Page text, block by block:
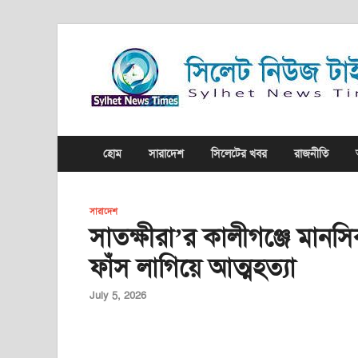
হোম সারাদেশ সিলেটের খবর রাজনীতি
সারাদেশ
সাতক্ষীরা’র কালীগঞ্জে
ফাঁস লাগিয়ে আত্মহত্যা
July 5, 2026